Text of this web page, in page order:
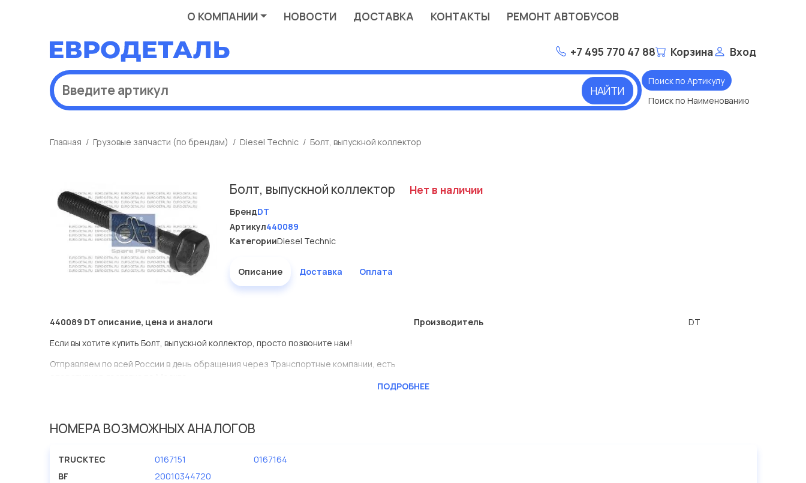
О КОМПАНИИ НОВОСТИ ДОСТАВКА КОНТАКТЫ РЕМОНТ АВТОБУСОВ
+7 495 770 47 88 Корзина Вход
НАЙТИ
Поиск по Артикулу
Поиск по Наименованию
Главная Грузовые запчасти (по брендам) Diesel Technic Болт, выпускной коллектор
Болт, выпускной коллектор
БрендDT
Артикул440089
КатегорииDiesel Technic
Нет в наличии
Описание Доставка Оплата
440089 DT описание, цена и аналоги
Если вы хотите купить Болт, выпускной коллектор, просто позвоните нам!
Отправляем по всей России в день обращения через Транспортные компании, есть
Мы продаем сертифицированные колодки тормозные дисковые с гарантией от
Производитель DT
ПОДРОБНЕЕ
НОМЕРА ВОЗМОЖНЫХ АНАЛОГОВ
TRUCKTEC 0167151
0167164
BF
20010344720